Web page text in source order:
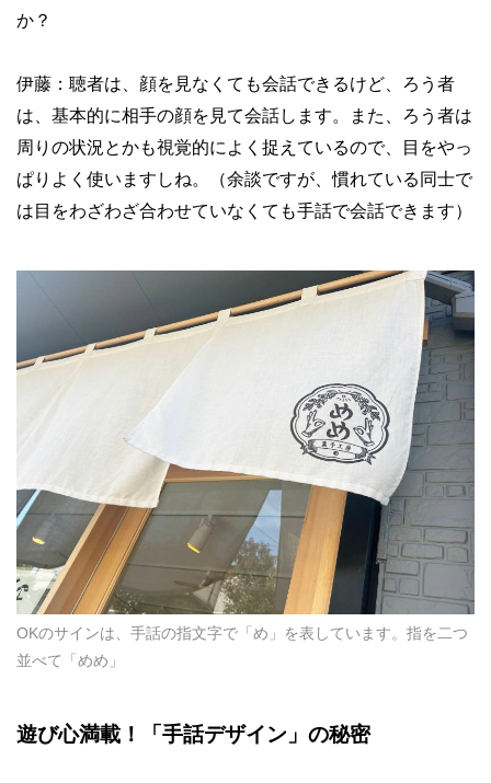
か？
伊藤：聴者は、顔を見なくても会話できるけど、ろう者
は、基本的に相手の顔を見て会話します。また、ろう者は
周りの状況とかも視覚的によく捉えているので、目をやっ
ぱりよく使いますしね。（余談ですが、慣れている同士で
は目をわざわざ合わせていなくても手話で会話できます）
OKのサインは、手話の指文字で「め」を表しています。指を二つ
並べて「めめ」
遊び心満載！「手話デザイン」の秘密